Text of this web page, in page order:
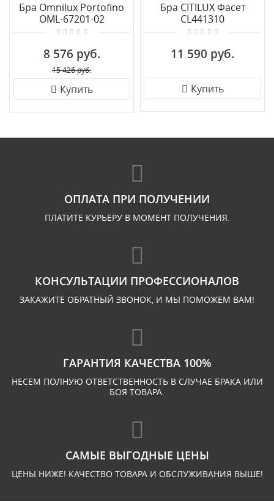
Бра Omnilux Portofino
OML-67201-02
8 576 руб.
15 426 руб.
Купить
Бра CITILUX Фасет
CL441310
11 590 руб.
Купить
ОПЛАТА ПРИ ПОЛУЧЕНИИ
ПЛАТИТЕ КУРЬЕРУ В МОМЕНТ ПОЛУЧЕНИЯ.
КОНСУЛЬТАЦИИ ПРОФЕССИОНАЛОВ
ЗАКАЖИТЕ ОБРАТНЫЙ ЗВОНОК, И МЫ ПОМОЖЕМ ВАМ!
ГАРАНТИЯ КАЧЕСТВА 100%
НЕСЕМ ПОЛНУЮ ОТВЕТСТВЕННОСТЬ В СЛУЧАЕ БРАКА ИЛИ
БОЯ ТОВАРА.
САМЫЕ ВЫГОДНЫЕ ЦЕНЫ
ЦЕНЫ НИЖЕ! КАЧЕСТВО ТОВАРА И ОБСЛУЖИВАНИЯ ВЫШЕ!